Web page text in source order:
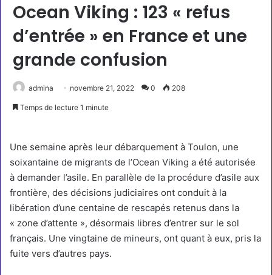
Ocean Viking : 123 « refus
d’entrée » en France et une
grande confusion
admina novembre 21, 2022 0 208
Temps de lecture 1 minute
Une semaine après leur débarquement à Toulon, une
soixantaine de migrants de l’Ocean Viking a été autorisée
à demander l’asile. En parallèle de la procédure d’asile aux
frontière, des décisions judiciaires ont conduit à la
libération d’une centaine de rescapés retenus dans la
« zone d’attente », désormais libres d’entrer sur le sol
français. Une vingtaine de mineurs, ont quant à eux, pris la
fuite vers d’autres pays.